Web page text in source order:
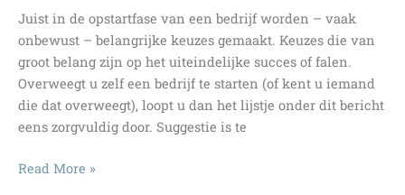
te
vragen
uw
bedrijf
te
financieren?
Juist in de opstartfase van een bedrijf worden – vaak
onbewust – belangrijke keuzes gemaakt. Keuzes die van
groot belang zijn op het uiteindelijke succes of falen.
Overweegt u zelf een bedrijf te starten (of kent u iemand
die dat overweegt), loopt u dan het lijstje onder dit bericht
eens zorgvuldig door. Suggestie is te
Twaalf
Read More »